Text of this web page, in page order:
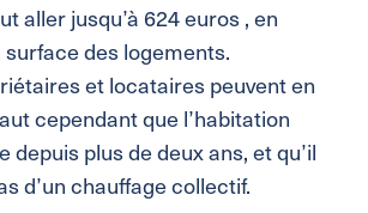
aller jusqu’à 624 euros , en
des logements.
et locataires peuvent en
cependant que l’habitation
plus de deux ans, et qu’il
d’un chauffage collectif.